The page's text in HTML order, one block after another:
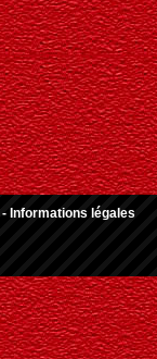
- Informations légales